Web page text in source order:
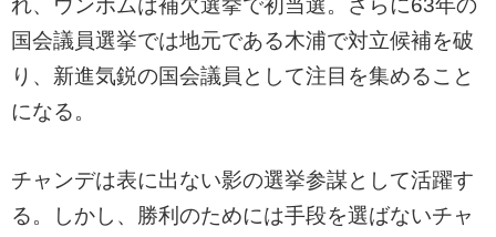
国会議員選挙では地元である木浦で対立候補を破
り、新進気鋭の国会議員として注目を集めること
になる。
チャンデは表に出ない影の選挙参謀として活躍す
る。しかし、勝利のためには手段を選ばないチャ